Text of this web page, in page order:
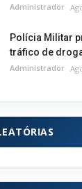
Administrador
Polícia Militar
tráfico de
Administrador